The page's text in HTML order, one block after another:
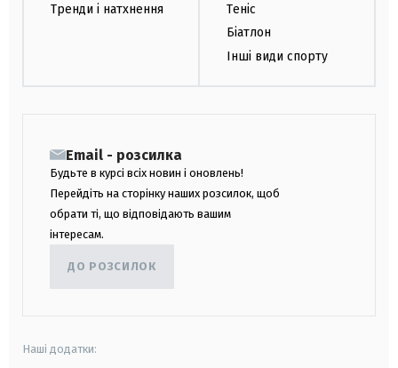
Тренди і натхнення
Теніс
Біатлон
Інші види спорту
Email - розсилка
Будьте в курсі всіх новин і оновлень!
Перейдіть на сторінку наших розсилок, щоб
обрати ті, що відповідають вашим
інтересам.
ДО РОЗСИЛОК
Наші додатки: